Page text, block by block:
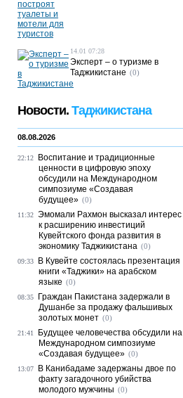
14.01 07:28
Эксперт – о туризме в
Таджикистане (0)
Новости. Таджикистана
08.08.2026
22:12
Воспитание и традиционные
ценности в цифровую эпоху
обсудили на Международном
симпозиуме «Создавая
будущее» (0)
11:32 Эмомали Рахмон высказал интерес
к расширению инвестиций
Кувейтского фонда развития в
экономику Таджикистана (0)
09:33
В Кувейте состоялась презентация
книги «Таджики» на арабском
языке (0)
08:35
Граждан Пакистана задержали в
Душанбе за продажу фальшивых
золотых монет (0)
21:41
Будущее человечества обсудили на
Международном симпозиуме
«Создавая будущее» (0)
13:07
В Канибадаме задержаны двое по
факту загадочного убийства
молодого мужчины (0)